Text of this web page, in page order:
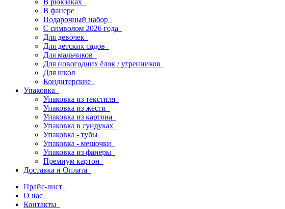
В рюкзаках
В фанере
Подарочный набор
С символом 2026 года
Для девочек
Для детских садов
Для мальчиков
Для новогодних ёлок / утренников
Для школ
Кондитерские
Упаковка
Упаковка из текстиля
Упаковка из жести
Упаковка из картона
Упаковка в сундуках
Упаковка - тубы
Упаковка - мешочки
Упаковка из фанеры
Премиум картон
Доставка и Оплата
Прайс-лист
О нас
Контакты